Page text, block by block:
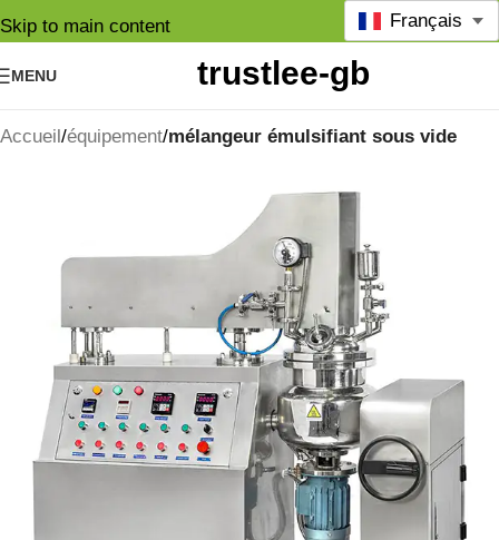
Skip to main content
MENU
Français
Accueil équipement mélangeur émulsifiant sous vide